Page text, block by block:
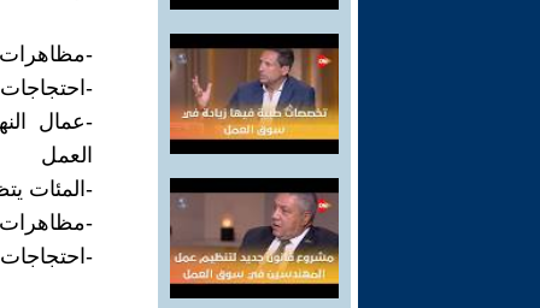
-مظاهرات
-
-عمال
العمل
-المئات
-مظاهرات
-